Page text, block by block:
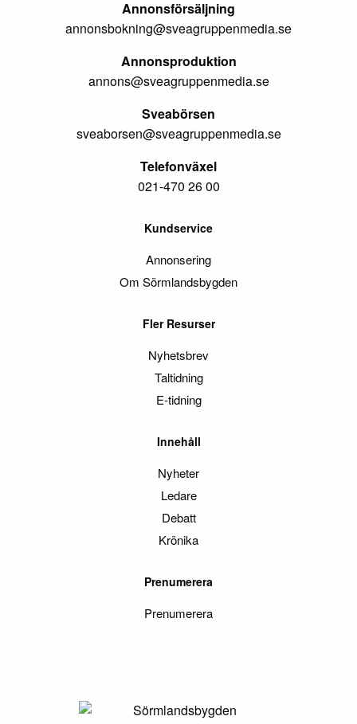
Annonsförsäljning
annonsbokning@sveagruppenmedia.se
Annonsproduktion
annons@sveagruppenmedia.se
Sveabörsen
sveaborsen@sveagruppenmedia.se
Telefonväxel
021-470 26 00
Kundservice
Annonsering
Om Sörmlandsbygden
Fler Resurser
Nyhetsbrev
Taltidning
E-tidning
Innehåll
Nyheter
Ledare
Debatt
Krönika
Prenumerera
Prenumerera